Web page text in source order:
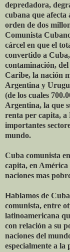
depredadora,
cubana que afecta
orden de dos
Comunista
cárcel en que el
convertido a
contaminación,
Caribe, la nación
Argentina y
(de los cuales
Argentina, la que
renta per capita, a
importantes
mundo.
Cuba comunista
capita, en
naciones mas
Hablamos de
comunista, entre
latinoamericana
con relación a su
naciones del
especialmente a la